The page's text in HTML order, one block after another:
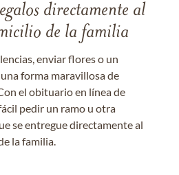
directamente al
de la familia
enviar flores o un
forma maravillosa de
el obituario en línea de
pedir un ramo u otra
se entregue directamente al
la familia.